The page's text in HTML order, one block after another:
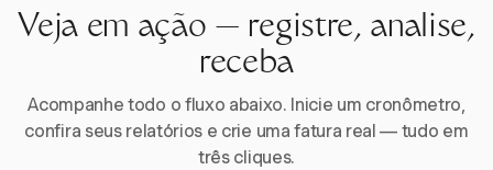
Veja em ação — registre, analise,
receba
Acompanhe todo o fluxo abaixo. Inicie um cronômetro,
confira seus relatórios e crie uma fatura real — tudo em
três cliques.